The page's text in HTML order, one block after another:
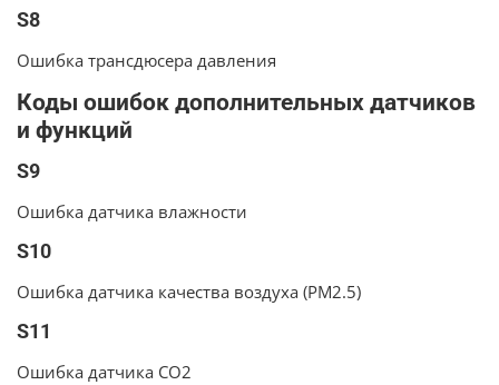
S8
Ошибка трансдюсера давления
Коды ошибок дополнительных датчиков
и функций
S9
Ошибка датчика влажности
S10
Ошибка датчика качества воздуха (PM2.5)
S11
Ошибка датчика CO2